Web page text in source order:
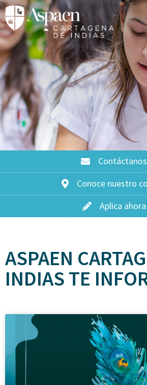
Contáctanos
Conoce nuestro
Aplica ahora
ASPAEN
INDIAS TE